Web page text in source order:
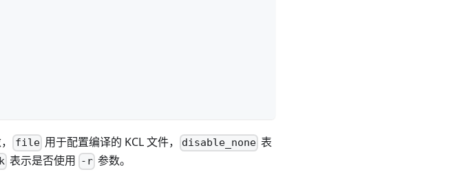
file用于配置编译的 KCL 文件， disable_none 表
表示是否使用 -r 参数。